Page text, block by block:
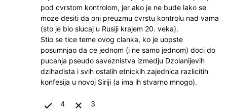
pod cvrstom kontrolom, jer ako je ne bude lako se
moze desiti da oni preuzmu cvrstu kontrolu nad vama
(sto je bio slucaj u Rusiji krajem 20. veka).
Stio se tice teme ovog clanka, ko je uopste
posumnjao da ce jednom (i ne samo jednom) doci do
pucanja pseudo saveznistva izmedju Dzolanijevih
dzihadista i svih ostalih etnickih zajednica razlicitih
konfesija u novoj Siriji (a ima ih stvarno mnogo).
4 3